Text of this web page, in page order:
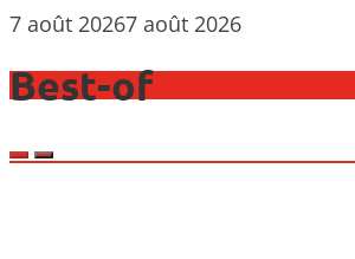
7 août 20267 août 2026
Best-of